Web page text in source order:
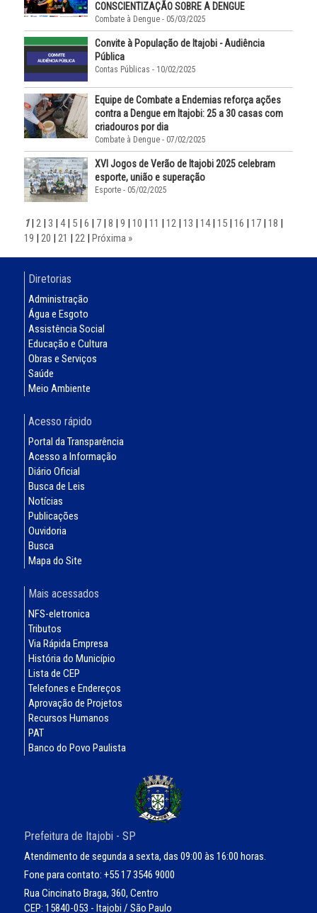
CONSCIENTIZAÇÃO SOBRE A DENGUE
Combate à Dengue - 05/03/2025
Convite à População de Itajobi - Audiência
Pública
Contas Públicas - 10/02/2025
Equipe de Combate a Endemias reforça ações
contra a Dengue em Itajobi: 25 a 30 casas com
criadouros por dia
Combate à Dengue - 07/02/2025
XVI Jogos de Verão de Itajobi 2025 celebram
esporte, união e superação
Esporte - 05/02/2025
1| 2| 3 | 4| 5| 6 | 7| 8 | 9 | 10 | 11 | 12| 13 | 14| 15| 16 | 17| 18 |
19 | 20 | 21 | 22| Próxima »
Diretorias
Administração
Água e Esgoto
Assistência Social
Educação e Cultura
Obras e Serviços
Saúde
Meio Ambiente
Acesso rápido
Portal da Transparência
Acesso a Informação
Diário Oficial
Busca de Leis
Notícias
Publicações
Ouvidoria
Busca
Mapa do Site
Mais acessados
NFS-eletronica
Tributos
Via Rápida Empresa
História do Município
Lista de CEP
Telefones e Endereços
Aprovação de Projetos
Recursos Humanos
PAT
Banco do Povo Paulista
Prefeitura de Itajobi - SP
Atendimento de segunda a sexta, das 09:00 às 16:00 horas.
Fone para contato: +55 17 3546 9000
Rua Cincinato Braga, 360, Centro
CEP: 15840-053 - Itajobi / São Paulo